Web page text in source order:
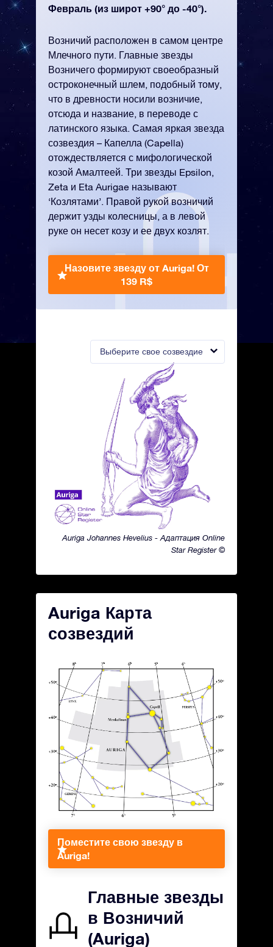
Выберите свое созвездие
Auriga Johannes Hevelius - Адаптация Online
Star Register ©
Февраль (из широт +90° до -40°).
Возничий расположен в самом центре
Млечного пути. Главные звезды
Возничего формируют своеобразный
остроконечный шлем, подобный тому,
что в древности носили возничие,
отсюда и название, в переводе с
латинского языка. Самая яркая звезда
созвездия – Капелла (Capella)
отождествляется с мифологической
козой Амалтеей. Три звезды Epsilon,
Zeta и Eta Aurigae называют
‘Козлятами’. Правой рукой возничий
держит узды колесницы, а в левой
руке он несет козу и ее двух козлят.
Назовите звезду от Auriga! От
139 R$
Auriga Карта
созвездий
Поместите свою звезду в
Auriga!
Главные звезды
в Возничий
(Auriga)